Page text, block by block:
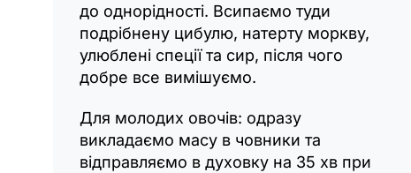
до однорідності. Всипаємо туди
подрібнену цибулю, натерту моркву,
улюблені спеції та сир, після чого
добре все вимішуємо.
Для молодих овочів: одразу
викладаємо масу в човники та
відправляємо в духовку на 35 хв при